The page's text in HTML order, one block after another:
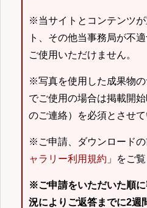
※当サイトとコンテンツ
ト、その他当事務局が不
ご使用いただけません。
※写真を使用した成果物
でご使用の場合は掲載開
のご連絡）を必須とさせて
※ご申請、ダウンロードの
ャラリー利用規約 」をご
※ご申請をいただいた順
況によりご返答までに2週